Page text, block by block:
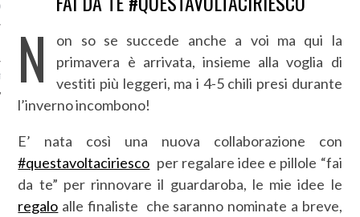
DI ACCESSO AI DATI
N
on so se succede anche a voi ma qui la
primavera è arrivata, insieme alla voglia di
vestiti più leggeri, ma i 4-5 chili presi durante
l’inverno incombono!
E’ nata così una nuova collaborazione con
#questavoltaciriesco per regalare idee e pillole “fai
da te” per rinnovare il guardaroba, le mie idee le
regalo alle finaliste che saranno nominate a breve,